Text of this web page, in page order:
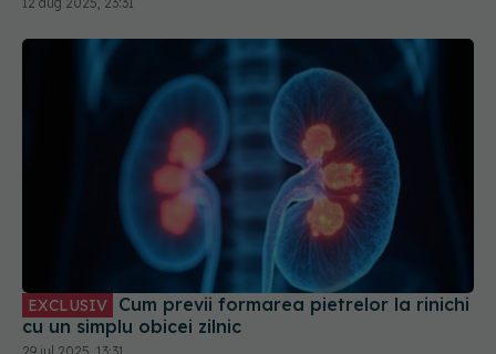
EXCLUSIV
cu un simplu obicei zilnic